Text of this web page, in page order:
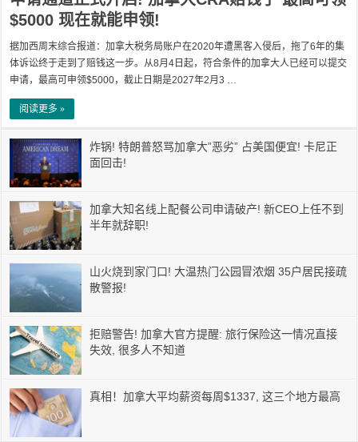
$5000 现在就能申领!
据加西周末综合报道：加拿大税务局账户在2020年遭黑客入侵后，拖了6年的集
体诉讼终于走到了赔钱这一步。从8月4日起，符合条件的加拿大人已经可以提交
申请，最高可申领$5000，截止日期是2027年2月3 …
阅读更多 »
炸锅! 特朗普怒骂加拿大”恶劣” 占美国便宜! 卡尼正
面回击!
加拿大知名线上配餐公司申请破产! 新CEO上任不到
半年就辞职!
山火烧到家门口! 大温热门公园冒浓烟 35户居民接疏
散警报!
拒赔警告! 加拿大官方提醒: 旅行保险这一情况直接
失效, 很多人不知道
真相！加拿大平均薪资每周$1337, 这三个地方最高